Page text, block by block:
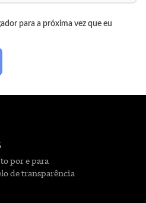
para a próxima vez que eu
por e para
de transparência